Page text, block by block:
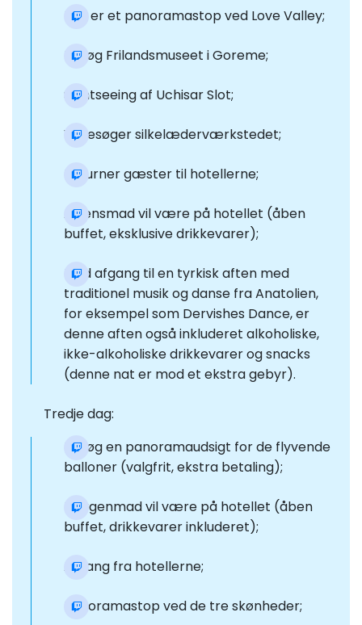
Der er et panoramastop ved Love Valley;
Besøg Frilandsmuseet i Goreme;
Sightseeing af Uchisar Slot;
Vi besøger silkelæderværkstedet;
Returner gæster til hotellerne;
Aftensmad vil være på hotellet (åben
buffet, eksklusive drikkevarer);
Med afgang til en tyrkisk aften med
traditionel musik og danse fra Anatolien,
for eksempel som Dervishes Dance, er
denne aften også inkluderet alkoholiske,
ikke-alkoholiske drikkevarer og snacks
(denne nat er mod et ekstra gebyr).
Tredje dag:
Besøg en panoramaudsigt for de flyvende
balloner (valgfrit, ekstra betaling);
Morgenmad vil være på hotellet (åben
buffet, drikkevarer inkluderet);
Afgang fra hotellerne;
Panoramastop ved de tre skønheder;